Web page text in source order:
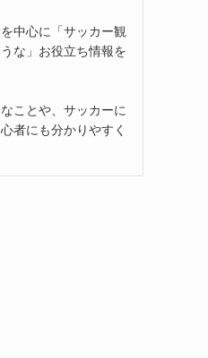
中心に「サッカー観
な」お役立ち情報を
ことや、サッカーに
者にも分かりやすく